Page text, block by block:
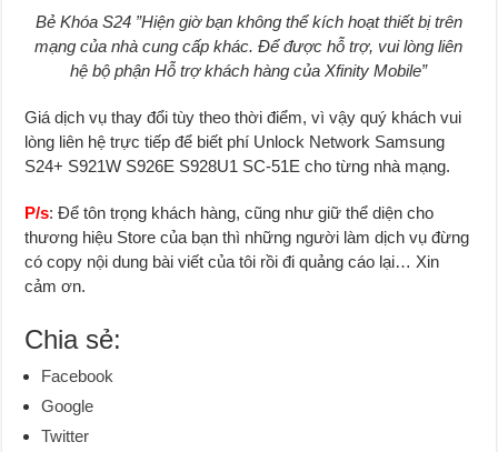
Bẻ Khóa S24 ”Hiện giờ bạn không thể kích hoạt thiết bị trên
mạng của nhà cung cấp khác. Để được hỗ trợ, vui lòng liên
hệ bộ phận Hỗ trợ khách hàng của Xfinity Mobile”
Giá dịch vụ thay đổi tùy theo thời điểm, vì vậy quý khách vui
lòng liên hệ trực tiếp để biết phí Unlock Network Samsung
S24+ S921W S926E S928U1 SC-51E cho từng nhà mạng.
P/s: Để tôn trọng khách hàng, cũng như giữ thể diện cho
thương hiệu Store của bạn thì những người làm dịch vụ đừng
có copy nội dung bài viết của tôi rồi đi quảng cáo lại… Xin
cảm ơn.
Chia sẻ:
Facebook
Google
Twitter